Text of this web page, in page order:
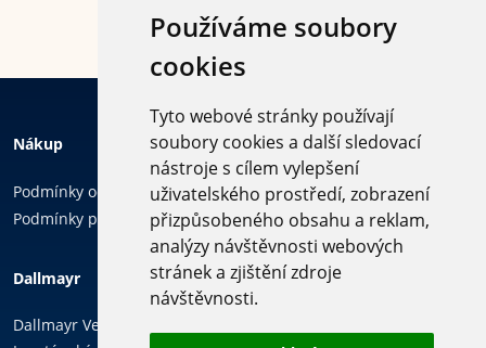
Používáme soubory
cookies
Tyto webové stránky používají
soubory cookies a další sledovací
nástroje s cílem vylepšení
uživatelského prostředí, zobrazení
přizpůsobeného obsahu a reklam,
analýzy návštěvnosti webových
stránek a zjištění zdroje
návštěvnosti.
Nákup
Podmínky ochrany osobních údajů
Podmínky používání cookies
Dallmayr
Dallmayr Vending & Office, k.s.